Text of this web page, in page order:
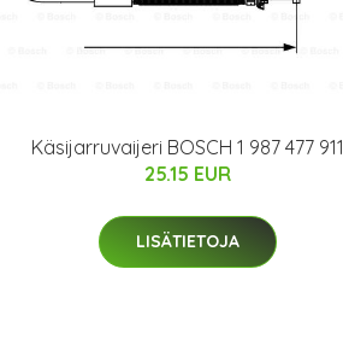
Käsijarruvaijeri BOSCH 1 987 477 911
25.15 EUR
LISÄTIETOJA